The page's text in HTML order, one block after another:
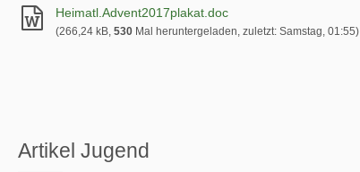
Heimatl.Advent2017plakat.doc
(266,24 kB, 530 Mal heruntergeladen, zuletzt: Samstag, 01:55)
Artikel Jugend